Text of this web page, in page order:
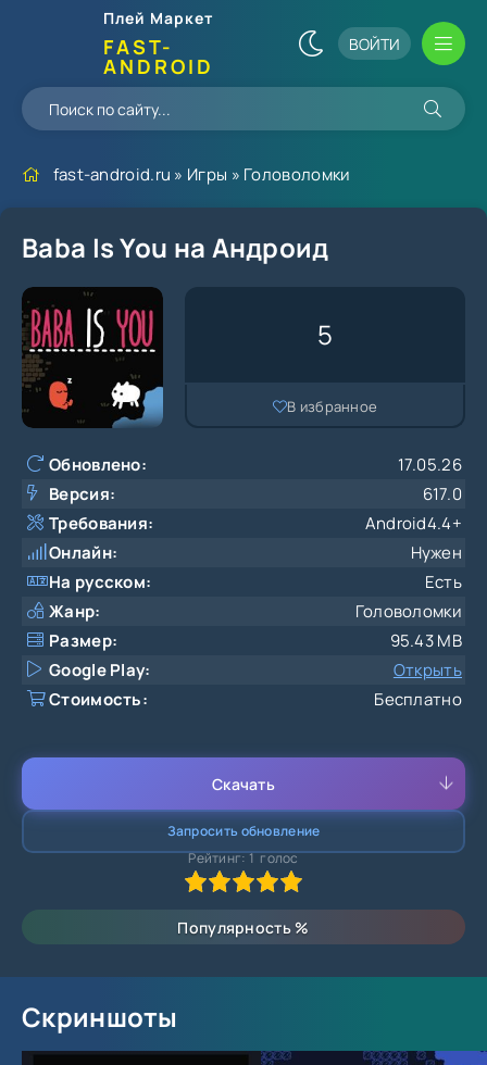
Плей Маркет
FAST-
ANDROID
ВОЙТИ
fast-android.ru » Игры » Головоломки
Baba Is You на Андроид
Обновлено:
17.05.26
Версия:
617.0
Требования:
Android4.4+
Онлайн:
Нужен
На русском:
Есть
Жанр:
Головоломки
Размер:
95.43 MB
Google Play:
Открыть
Стоимость:
Бесплатно
5
В избранное
Скачать
Запросить обновление
3 4 5
Рейтинг:1 голос
Популярность %
Скриншоты